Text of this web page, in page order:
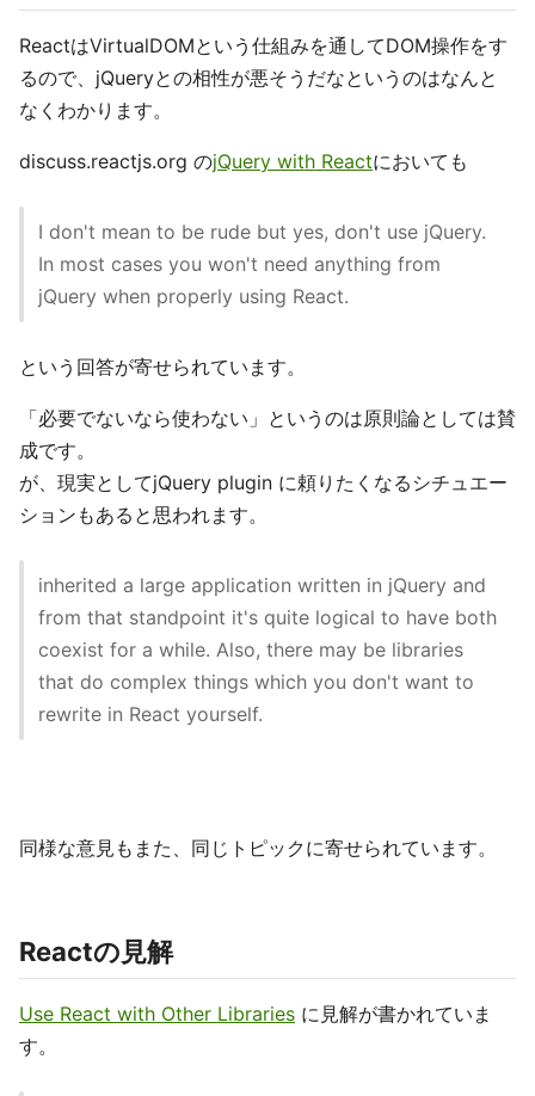
ReactはVirtualDOMという仕組みを通してDOM操作をす
るので、jQueryとの相性が悪そうだなというのはなんと
なくわかります。
discuss.reactjs.org のjQuery with Reactにおいても
I don't mean to be rude but yes, don't use jQuery.
In most cases you won't need anything from
jQuery when properly using React.
という回答が寄せられています。
「必要でないなら使わない」というのは原則論としては賛
成です。
が、現実としてjQuery plugin に頼りたくなるシチュエー
ションもあると思われます。
inherited a large application written in jQuery and
from that standpoint it's quite logical to have both
coexist for a while. Also, there may be libraries
that do complex things which you don't want to
rewrite in React yourself.
同様な意見もまた、同じトピックに寄せられています。
Reactの見解
Use React with Other Libraries に見解が書かれていま
す。